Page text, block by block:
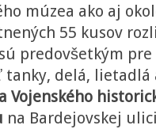
múzea ako aj
55 kusov
predovšetkým
tanky, delá,
Vojenského
na Bardejovskej